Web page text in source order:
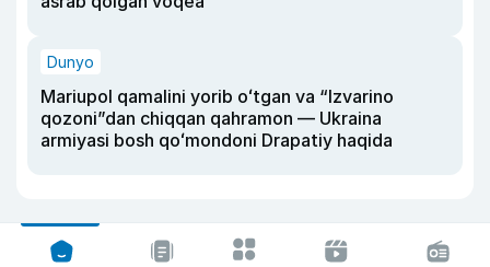
Dunyo
Mariupol qamalini yorib oʻtgan va “Izvarino
qozoni”dan chiqqan qahramon — Ukraina
armiyasi bosh qoʻmondoni Drapatiy haqida